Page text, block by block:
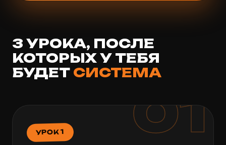
3 УРОКА, ПОСЛЕ
КОТОРЫХ У ТЕБЯ
БУДЕТ СИСТЕМА
01
УРОК 1